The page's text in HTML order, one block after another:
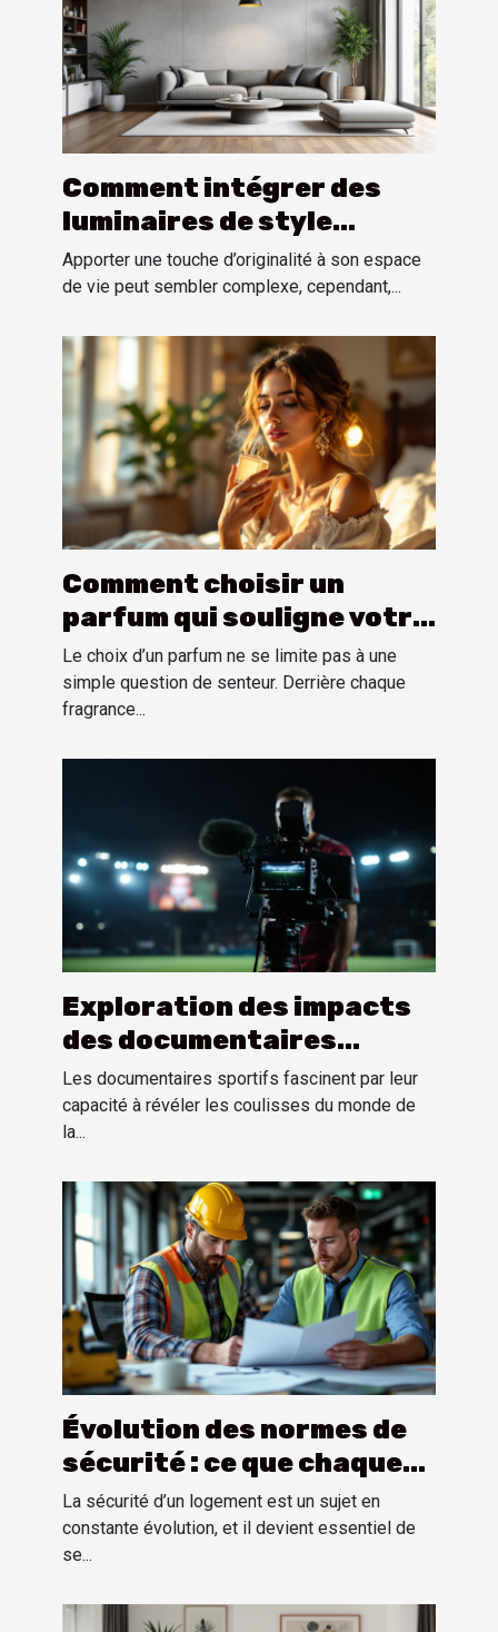
Comment intégrer des
luminaires de style
industriel dans un
intérieur moderne ?
Apporter une touche d’originalité à son espace
de vie peut sembler complexe, cependant,...
Comment choisir un
parfum qui souligne votre
personnalité?
Le choix d’un parfum ne se limite pas à une
simple question de senteur. Derrière chaque
fragrance...
Exploration des impacts
des documentaires
sportifs sur la perception
publique
Les documentaires sportifs fascinent par leur
capacité à révéler les coulisses du monde de
la...
Évolution des normes de
sécurité : ce que chaque
propriétaire doit savoir
La sécurité d’un logement est un sujet en
constante évolution, et il devient essentiel de
se...